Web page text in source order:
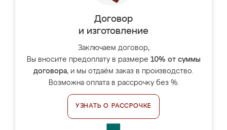
Договор
и изготовление
Заключаем договор,
Вы вносите предоплату в размере 10% от суммы
договора, и мы отдаём заказ в производство.
Возможна оплата в рассрочку без %.
УЗНАТЬ О РАССРОЧКЕ